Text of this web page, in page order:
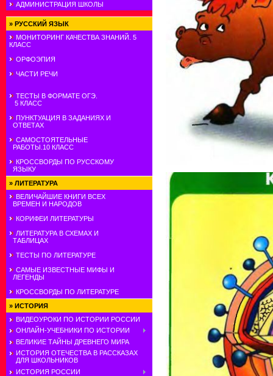
АДМИНИСТРАЦИЯ ШКОЛЫ
» РУССКИЙ ЯЗЫК
МОНИТОРИНГ КАЧЕСТВА ЗНАНИЙ. 5
КЛАСС
ОРФОЭПИЯ
ЧАСТИ РЕЧИ
ТЕСТЫ В ФОРМАТЕ ОГЭ.
5 КЛАСС
ПУНКТУАЦИЯ В ЗАДАНИЯХ И
ОТВЕТАХ
САМОСТОЯТЕЛЬНЫЕ
РАБОТЫ.10 КЛАСС
КРОССВОРДЫ ПО РУССКОМУ
ЯЗЫКУ
» ЛИТЕРАТУРА
ВЕЛИЧАЙШИЕ КНИГИ ВСЕХ
ВРЕМЕН И НАРОДОВ
КОРИФЕИ ЛИТЕРАТУРЫ
ЛИТЕРАТУРА В СХЕМАХ И
ТАБЛИЦАХ
ТЕСТЫ ПО ЛИТЕРАТУРЕ
САМЫЕ ИЗВЕСТНЫЕ МИФЫ И
ЛЕГЕНДЫ
КРОССВОРДЫ ПО ЛИТЕРАТУРЕ
» ИСТОРИЯ
ВИДЕОУРОКИ ПО ИСТОРИИ РОССИИ
ОНЛАЙН-УЧЕБНИКИ ПО ИСТОРИИ
ВЕЛИКИЕ ТАЙНЫ ДРЕВНЕГО МИРА
ИСТОРИЯ ОТЕЧЕСТВА В РАССКАЗАХ
ДЛЯ ШКОЛЬНИКОВ
ИСТОРИЯ РОССИИ